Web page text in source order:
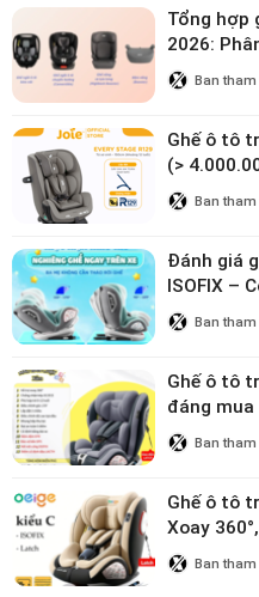
Tổng hợp
2026:
Ban tham
Ghế ô tô
(>
đáng đầu
Ban tham
Đánh giá
ISOFIX –
triệu
Ban tham
Ghế ô tô
đáng
Ban tham
Ghế ô tô
Xoay
linh hoạt
Ban tham